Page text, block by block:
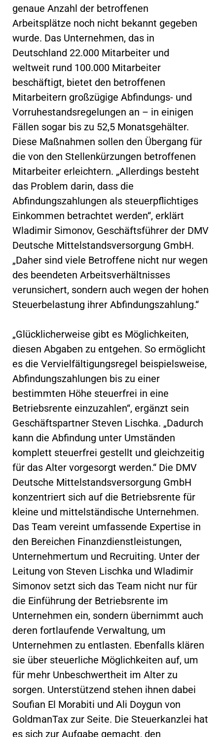
genaue Anzahl der betroffenen
Arbeitsplätze noch nicht bekannt gegeben
wurde. Das Unternehmen, das in
Deutschland 22.000 Mitarbeiter und
weltweit rund 100.000 Mitarbeiter
beschäftigt, bietet den betroffenen
Mitarbeitern großzügige Abfindungs- und
Vorruhestandsregelungen an – in einigen
Fällen sogar bis zu 52,5 Monatsgehälter.
Diese Maßnahmen sollen den Übergang für
die von den Stellenkürzungen betroffenen
Mitarbeiter erleichtern. „Allerdings besteht
das Problem darin, dass die
Abfindungszahlungen als steuerpflichtiges
Einkommen betrachtet werden“, erklärt
Wladimir Simonov, Geschäftsführer der DMV
Deutsche Mittelstandsversorgung GmbH.
„Daher sind viele Betroffene nicht nur wegen
des beendeten Arbeitsverhältnisses
verunsichert, sondern auch wegen der hohen
Steuerbelastung ihrer Abfindungszahlung.“
„Glücklicherweise gibt es Möglichkeiten,
diesen Abgaben zu entgehen. So ermöglicht
es die Vervielfältigungsregel beispielsweise,
Abfindungszahlungen bis zu einer
bestimmten Höhe steuerfrei in eine
Betriebsrente einzuzahlen“, ergänzt sein
Geschäftspartner Steven Lischka. „Dadurch
kann die Abfindung unter Umständen
komplett steuerfrei gestellt und gleichzeitig
für das Alter vorgesorgt werden.“ Die DMV
Deutsche Mittelstandsversorgung GmbH
konzentriert sich auf die Betriebsrente für
kleine und mittelständische Unternehmen.
Das Team vereint umfassende Expertise in
den Bereichen Finanzdienstleistungen,
Unternehmertum und Recruiting. Unter der
Leitung von Steven Lischka und Wladimir
Simonov setzt sich das Team nicht nur für
die Einführung der Betriebsrente im
Unternehmen ein, sondern übernimmt auch
deren fortlaufende Verwaltung, um
Unternehmen zu entlasten. Ebenfalls klären
sie über steuerliche Möglichkeiten auf, um
für mehr Unbeschwertheit im Alter zu
sorgen. Unterstützend stehen ihnen dabei
Soufian El Morabiti und Ali Doygun von
GoldmanTax zur Seite. Die Steuerkanzlei hat
es sich zur Aufgabe gemacht, den